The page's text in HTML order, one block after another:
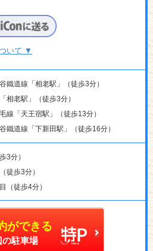
いて ▼
鐵道線「相老駅」（徒歩3分）
相老駅」（徒歩3分）
線「天王宿駅」（徒歩13分）
鐵道線「下新田駅」（徒歩16分）
3分）
徒歩3分）
（徒歩4分）
ができる
の駐車場